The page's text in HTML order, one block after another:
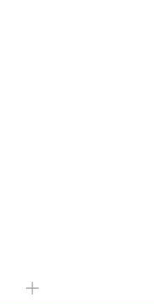
Sélectionnez la quantité